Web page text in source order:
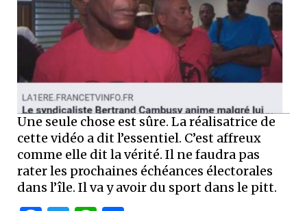
Une seule chose est sûre. La réalisatrice de
cette vidéo a dit l’essentiel. C’est affreux
comme elle dit la vérité. Il ne faudra pas
rater les prochaines échéances électorales
dans l’île. Il va y avoir du sport dans le pitt.